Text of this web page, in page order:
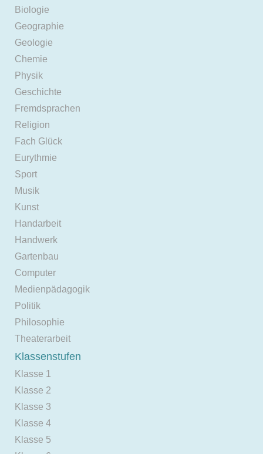
Biologie
Geographie
Geologie
Chemie
Physik
Geschichte
Fremdsprachen
Religion
Fach Glück
Eurythmie
Sport
Musik
Kunst
Handarbeit
Handwerk
Gartenbau
Computer
Medienpädagogik
Politik
Philosophie
Theaterarbeit
Klassenstufen
Klasse 1
Klasse 2
Klasse 3
Klasse 4
Klasse 5